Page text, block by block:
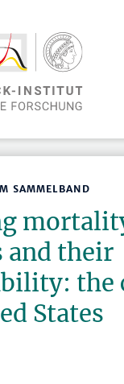
SAMMELBAND
and their
the
States